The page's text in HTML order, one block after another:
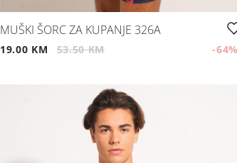
MUŠKI ŠORC ZA KUPANJE 326A
19.00 KM 53.50 KM -64